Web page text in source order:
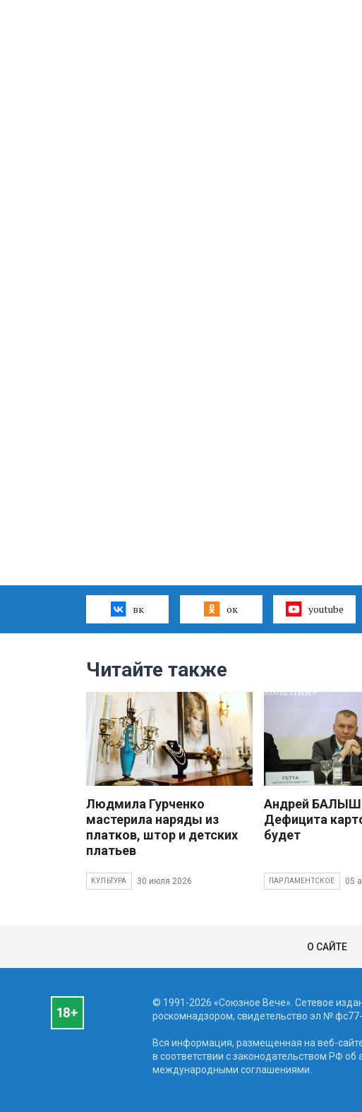
вк ок youtube
Читайте также
Людмила Гурченко
мастерила наряды из
платков, штор и детских
платьев
КУЛЬТУРА 30 июля 2026
Андрей
Дефицита
будет
ПАРЛАМЕНТСКОЕ 05
О САЙТЕ
© 1991-2026 «Союзное Вече». Сетевое
роскомнадзором, свидетельство эл №
Вся информация, размещенная на веб-
в соответствии с законодательством РФ об
международными соглашениями.